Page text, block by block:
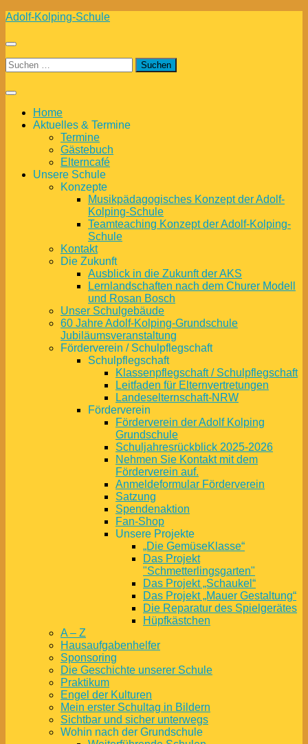
Zum
springen
Adolf-Kolping-Schule
Suchen
nach:
Home
Aktuelles & Termine
Termine
Gästebuch
Elterncafé
Unsere Schule
Konzepte
Musikpädagogisches Konzept der Adolf-
Kolping-Schule
Teamteaching Konzept der Adolf-Kolping-
Schule
Kontakt
Die Zukunft
Ausblick in die Zukunft der AKS
Lernlandschaften nach dem Churer Modell
und Rosan Bosch
Unser Schulgebäude
60 Jahre Adolf-Kolping-Grundschule
Jubiläumsveranstaltung
Förderverein / Schulpflegschaft
Schulpflegschaft
Klassenpflegschaft / Schulpflegschaft
Leitfaden für Elternvertretungen
Landeselternschaft-NRW
Förderverein
Förderverein der Adolf Kolping
Grundschule
Schuljahresrückblick 2025-2026
Nehmen Sie Kontakt mit dem
Förderverein auf.
Anmeldeformular Förderverein
Satzung
Spendenaktion
Fan-Shop
Unsere Projekte
„Die GemüseKlasse“
Das Projekt
"Schmetterlingsgarten"
Das Projekt „Schaukel“
Das Projekt „Mauer Gestaltung“
Die Reparatur des Spielgerätes
Hüpfkästchen
A – Z
Hausaufgabenhelfer
Sponsoring
Die Geschichte unserer Schule
Praktikum
Engel der Kulturen
Mein erster Schultag in Bildern
Sichtbar und sicher unterwegs
Wohin nach der Grundschule